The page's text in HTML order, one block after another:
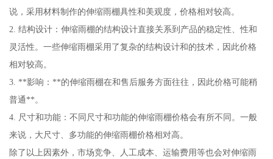
说，采用材料制作的伸缩雨棚具性和美观度，价格相对较高。
2. 结构设计：伸缩雨棚的结构设计直接关系到产品的稳定性、性和
灵活性。一些伸缩雨棚采用了复杂的结构设计和的技术，因此价格
相对较高。
3. **影响：**的伸缩雨棚在和售后服务方面往往，因此价格可能稍
普通**。
4. 尺寸和功能：不同尺寸和功能的伸缩雨棚价格会有所不同。一般
来说，大尺寸、多功能的伸缩雨棚价格相对高。
除了以上因素外，市场竞争、人工成本、运输费用等也会对伸缩雨